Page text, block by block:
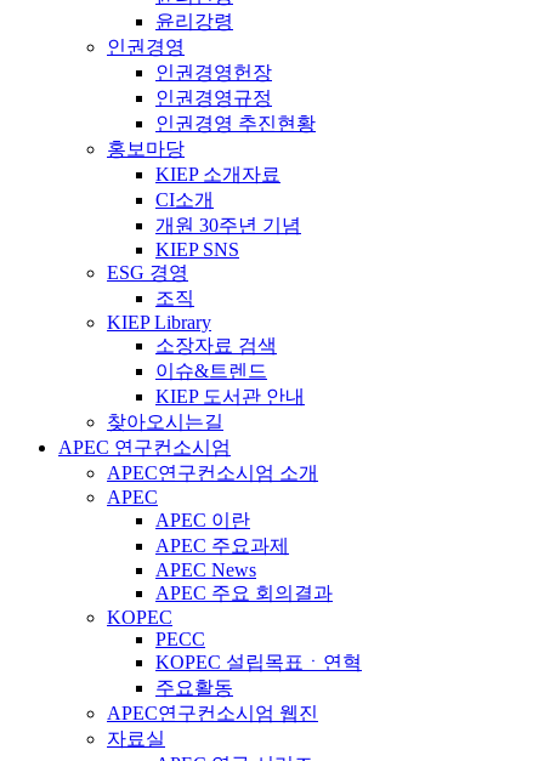
윤리강령
인권경영
인권경영헌장
인권경영규정
인권경영 추진현황
홍보마당
KIEP 소개자료
CI소개
개원 30주년 기념
KIEP SNS
ESG 경영
조직
KIEP Library
소장자료 검색
이슈&트렌드
KIEP 도서관 안내
찾아오시는길
APEC 연구컨소시엄
APEC연구컨소시엄 소개
APEC
APEC 이란
APEC 주요과제
APEC News
APEC 주요 회의결과
KOPEC
PECC
KOPEC 설립목표ㆍ연혁
주요활동
APEC연구컨소시엄 웹진
자료실